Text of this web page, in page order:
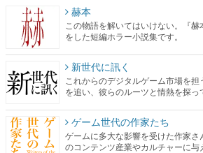
赫本
この物語を解いてはいけない。『
をした短編ホラー小説集です。
新世代に訊く
これからのデジタルゲーム市場を
を追い、彼らのルーツと情熱を探っ
ゲーム世代の作家たち
ゲームに多大な影響を受けた作家
のコンテンツ産業やカルチャーに与